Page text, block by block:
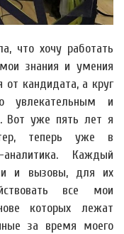
что хочу работать
знания и умения
от кандидата, а круг
увлекательным и
Вот уже пять лет я
теперь уже в
Каждый
и вызовы, для их
все мои
которых лежат
за время моего